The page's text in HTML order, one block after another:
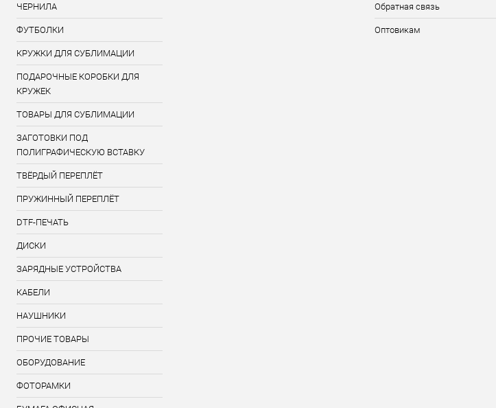
ЧЕРНИЛА
ФУТБОЛКИ
КРУЖКИ ДЛЯ СУБЛИМАЦИИ
ПОДАРОЧНЫЕ КОРОБКИ ДЛЯ
КРУЖЕК
ТОВАРЫ ДЛЯ СУБЛИМАЦИИ
ЗАГОТОВКИ ПОД
ПОЛИГРАФИЧЕСКУЮ ВСТАВКУ
ТВЁРДЫЙ ПЕРЕПЛЁТ
ПРУЖИННЫЙ ПЕРЕПЛЁТ
DTF-ПЕЧАТЬ
ДИСКИ
ЗАРЯДНЫЕ УСТРОЙСТВА
КАБЕЛИ
НАУШНИКИ
ПРОЧИЕ ТОВАРЫ
ОБОРУДОВАНИЕ
ФОТОРАМКИ
Обратная связь
Оптовикам